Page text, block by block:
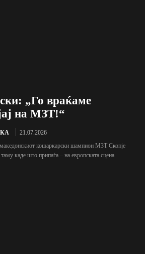
„Го враќаме
на МЗТ!“
21.07.2026
кошаркарски шампион МЗТ Скопје
каде што припаѓа – на европската сцена.